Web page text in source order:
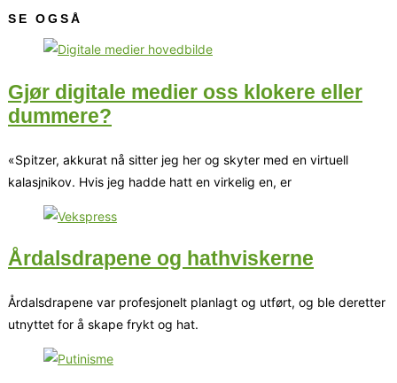
SE OGSÅ
Gjør digitale medier oss klokere eller
dummere?
«Spitzer, akkurat nå sitter jeg her og skyter med en virtuell
kalasjnikov. Hvis jeg hadde hatt en virkelig en, er
Årdalsdrapene og hathviskerne
Årdalsdrapene var profesjonelt planlagt og utført, og ble deretter
utnyttet for å skape frykt og hat.